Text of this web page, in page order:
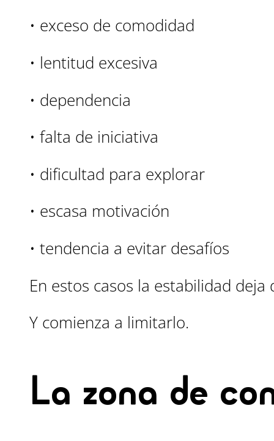
• exceso de comodidad
• lentitud excesiva
• dependencia
• falta de iniciativa
• dificultad para explorar
• escasa motivación
• tendencia a evitar desafíos
En estos casos la estabilidad
Y comienza a limitarlo.
La zona de